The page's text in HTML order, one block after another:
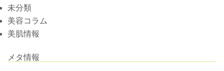
未分類
美容コラム
美肌情報
メタ情報